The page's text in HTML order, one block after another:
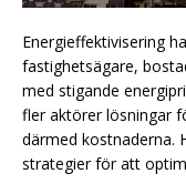
Energieffektivisering
fastighetsägare,
med stigande
fler aktörer lösningar
därmed kostnaderna.
strategier för att